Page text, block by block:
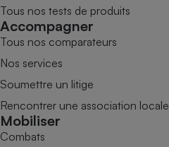
Tous nos tests de produits
Accompagner
Tous nos comparateurs
Nos services
Soumettre un litige
Rencontrer une association locale
Mobiliser
Combats